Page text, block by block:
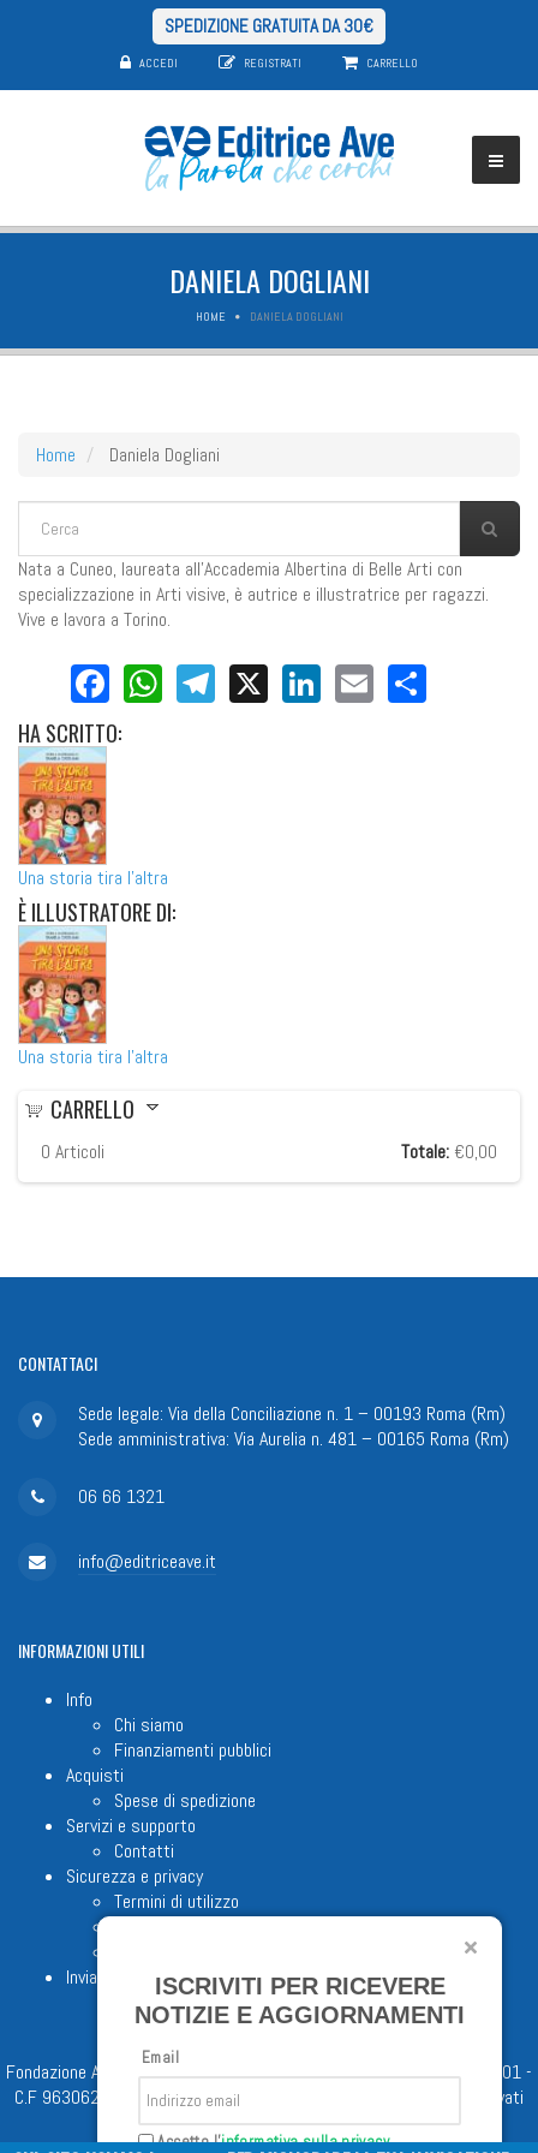
SPEDIZIONE GRATUITA DA 30€
ACCEDI REGISTRATI CARRELLO
DANIELA DOGLIANI
HOME DANIELA DOGLIANI
Home Daniela Dogliani
FORM DI RICERCA
Nata a Cuneo, laureata all'Accademia Albertina di Belle Arti con
specializzazione in Arti visive, è autrice e illustratrice per ragazzi.
Vive e lavora a Torino.
Facebook
WhatsApp
Telegram
X LinkedIn
Email
HASCRITTO:
Una storia tira l'altra
ÈILLUSTRATORE DI:
Una storia tira l'altra
CARRELLO
0 Articoli Totale: €0,00
CONTATTACI
Sede legale: Via della Conciliazione n. 1 – 00193 Roma (Rm)
Sede amministrativa: Via Aurelia n. 481 – 00165 Roma (Rm)
06 66 1321
info@editriceave.it
INFORMAZIONIUTILI
Info
Chi siamo
Finanziamenti pubblici
Acquisti
Spese di spedizione
Servizi e supporto
Contatti
Sicurezza e privacy
Termini di utilizzo
Invia proposta editoriale
Fondazione Apostolicam Actuositatem ETS © 2023 - P.I. 05398481001 -
C.F 96306220581 - REA 888781 del 23/02/98 - Tutti i diritti riservati
ISCRIVITI PER RICEVERE
NOTIZIE E AGGIORNAMENTI
Email
Accetto l'informativa sulla privacy